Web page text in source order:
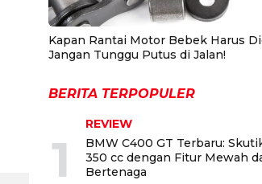
Kapan Rantai Motor Bebek Harus
Jangan Tunggu Putus di Jalan!
BERITA TERPOPULER
1
REVIEW
BMW C400 GT Terbaru:
350 cc dengan Fitur Mewah
Bertenaga